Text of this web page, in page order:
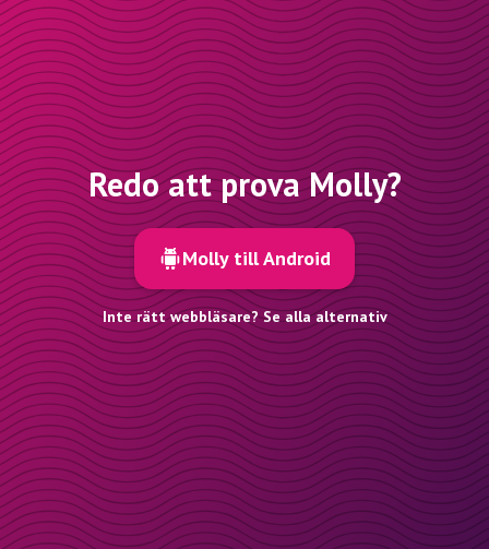
Redo att prova Molly?
Molly till Android
Inte rätt webbläsare? Se alla alternativ